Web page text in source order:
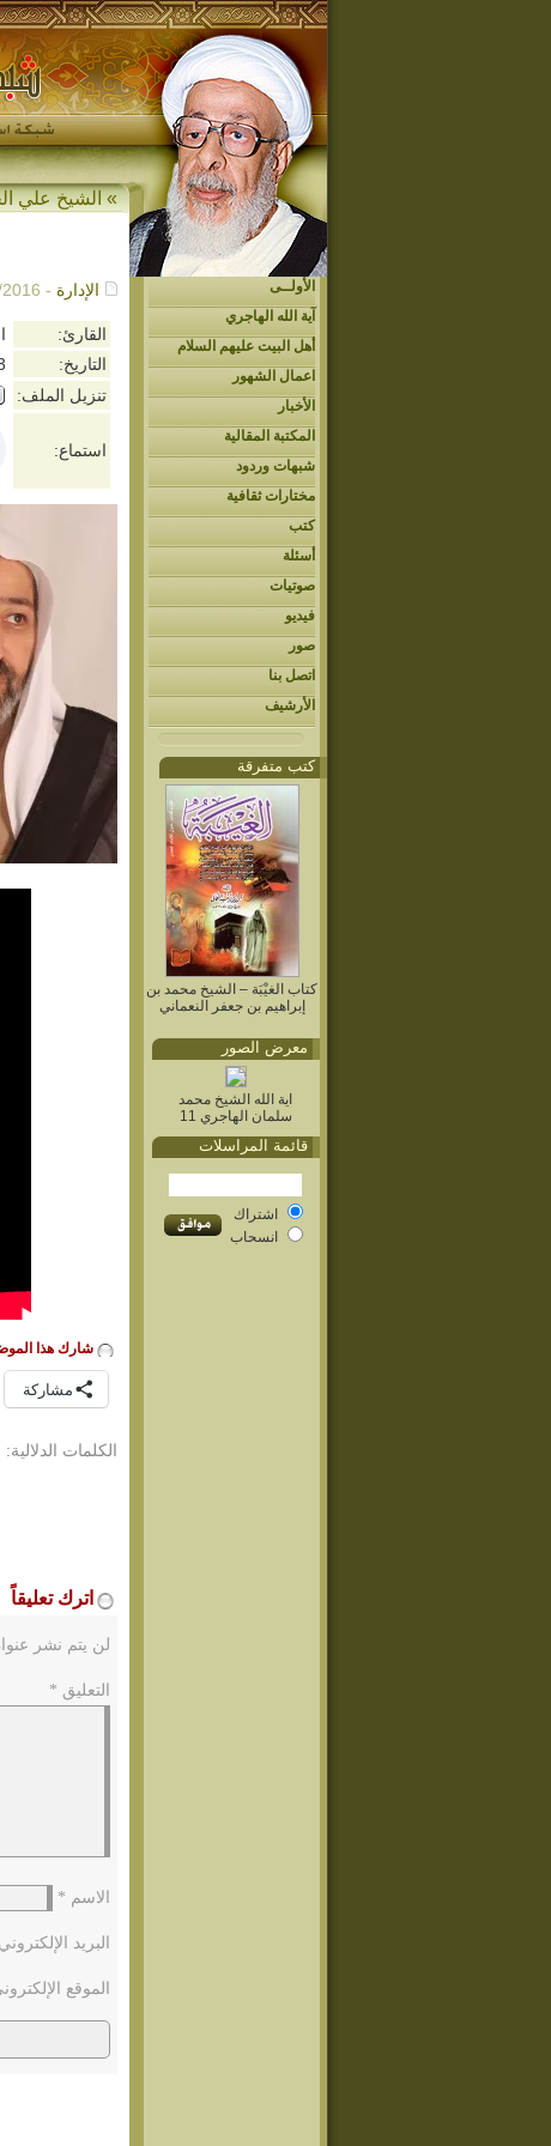
الأولــى
آية الله الهاجري
أهل البيت عليهم السلام
اعمال الشهور
الأخبار
المكتبة المقالية
شبهات وردود
مختارات ثقافية
كتب
أسئلة
صوتيات
فيديو
صور
اتصل بنا
الأرشيف
كتب متفرقة
كتاب الغيْبَة – الشيخ محمد بن
إبراهيم بن جعفر النعماني
معرض الصور
اية الله الشيخ محمد
سلمان الهاجري 11
قائمة المراسلات
اشتراك
انسحاب
»الشيخ علي
الإدارة - 06/13/2016م - 5:32 م
القارئ:
التاريخ:
3 -
تنزيل الملف:
استماع:
شارك هذا
مشاركة
الكلمات الدلالية:
اترك تعليقاً
لن يتم نشر
التعليق *
الاسم *
البريد الإلكتروني
الموقع